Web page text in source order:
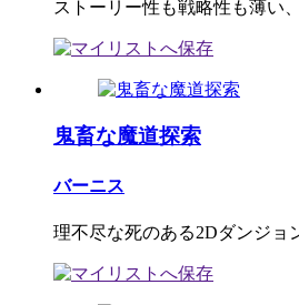
ストーリー性も戦略性も薄い
鬼畜な魔道探索
バーニス
理不尽な死のある2Dダンジョ